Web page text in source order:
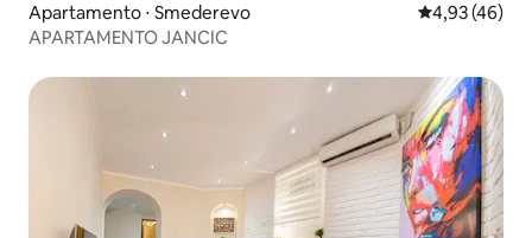
Apartamento ⋅ Smederevo 4,93 de uma
4,93 (46)
APARTAMENTO JANCIC